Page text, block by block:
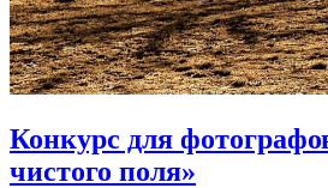
Конкурс для
чистого поля»